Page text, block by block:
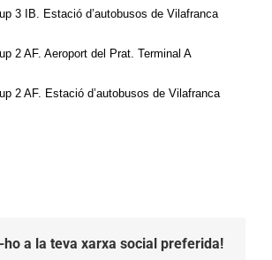
3 IB. Estació d’autobusos de Vilafranca
2 AF. Aeroport del Prat. Terminal A
2 AF. Estació d’autobusos de Vilafranca
a la teva xarxa social preferida!